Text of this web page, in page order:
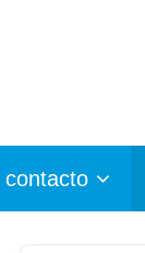
contacto